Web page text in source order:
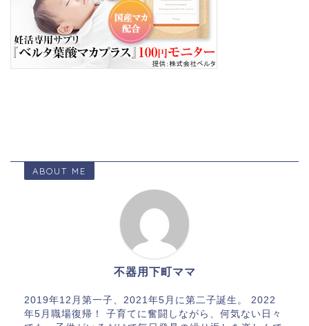
ABOUT ME
不器用下町ママ
2019年12月第一子、2021年5月に第二子誕生。 2022
年5月職場復帰！ 子育てに奮闘しながら、何気ない日々